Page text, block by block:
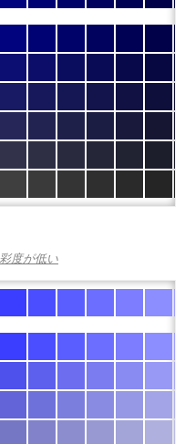
彩度が低い